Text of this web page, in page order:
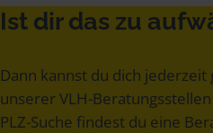
Ist dir das zu
Dann kannst du dich jederzeit
unserer VLH-
PLZ-Suche findest du eine